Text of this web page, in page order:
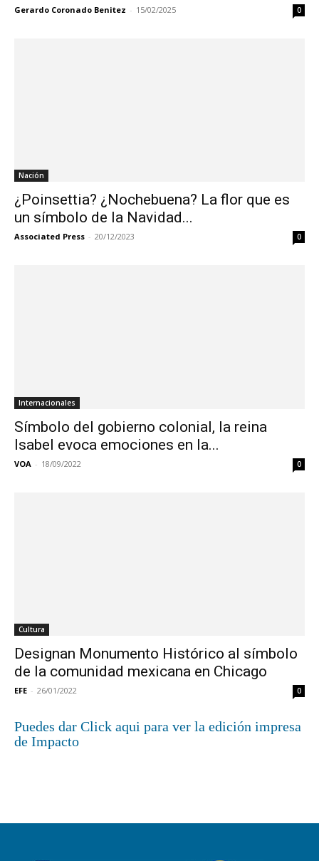
Gerardo Coronado Benitez - 15/02/2025 0
Nación
¿Poinsettia? ¿Nochebuena? La flor que es
un símbolo de la Navidad...
Associated Press - 20/12/2023 0
Internacionales
Símbolo del gobierno colonial, la reina
Isabel evoca emociones en la...
VOA - 18/09/2022 0
Cultura
Designan Monumento Histórico al símbolo
de la comunidad mexicana en Chicago
EFE - 26/01/2022 0
Puedes dar Click aqui para ver la edición impresa
de Impacto